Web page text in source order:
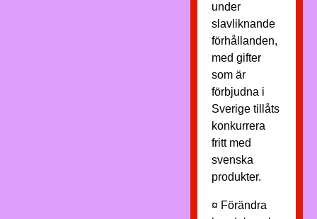
under
slavliknande
förhållanden,
med gifter
som är
förbjudna i
Sverige tillåts
konkurrera
fritt med
svenska
produkter.
¤ Förändra